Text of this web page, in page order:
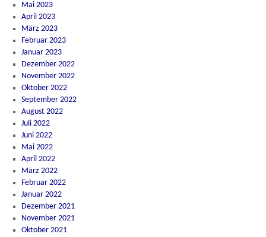
Mai 2023
April 2023
März 2023
Februar 2023
Januar 2023
Dezember 2022
November 2022
Oktober 2022
September 2022
August 2022
Juli 2022
Juni 2022
Mai 2022
April 2022
März 2022
Februar 2022
Januar 2022
Dezember 2021
November 2021
Oktober 2021